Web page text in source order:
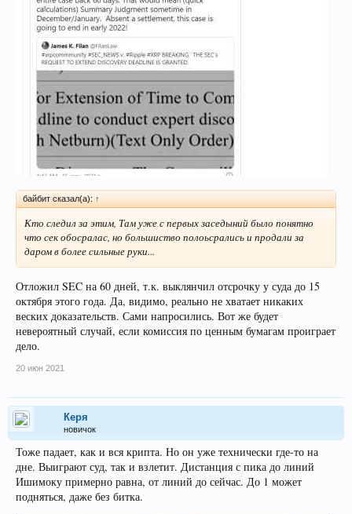
байбит сказал(а): ↑
Кто следил за этим, Там уже с первых заседыний было понятно
что сек обосралас, но большиство полоьсрались и продали за
даром в более сильные руки...
Отложил SEC на 60 дней, т.к. выклянчил отсрочку у суда до 15
октября этого года. Да, видимо, реально не хватает никаких
веских доказательств. Сами напросились. Вот же будет
невероятный случай, если комиссия по ценным бумагам проиграет
дело.
20 июн 2021
Керя
новичок
Тоже падает, как и вся крипта. Но он уже технически где-то на
дне. Выиграют суд, так и взлетит. Дистанция с пика до линий
Ишимоку примерно равна, от линий до сейчас. До 1 может
подняться, даже без битка.